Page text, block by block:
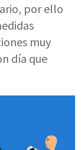
por ello
muy
día que